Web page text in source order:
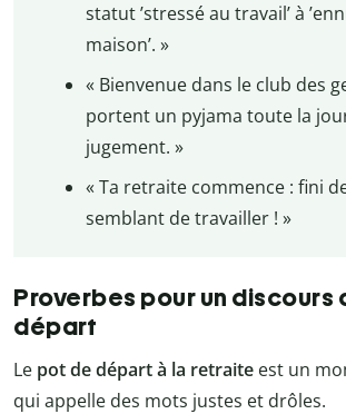
statut ’stressé au travail’ à
maison’. »
« Bienvenue dans le club des
portent un pyjama toute la
jugement. »
« Ta retraite commence : fini
semblant de travailler ! »
Proverbes pour un discours
départ
Le pot de départ à la retraite est un
qui appelle des mots justes et drôles.